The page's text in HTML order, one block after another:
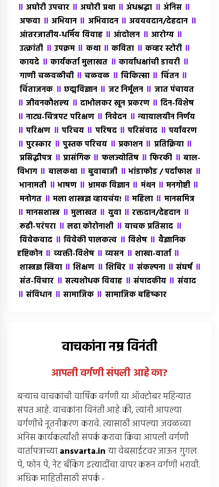
॥ अघोरी उपचार ॥ अघोरी प्रथा ॥ अंधश्रद्धा ॥ अंंनिस ॥
अफवा ॥ अभियान ॥ अभिवादन ॥ अवयवदान/देहदान ॥
आंतरजातीय-धर्मिय विवाह ॥ आंदोलन ॥ आरोग्य ॥
उत्क्रांती ॥ उपक्रम ॥ कथा ॥कविता ॥ कव्हर स्टोरी ॥
कायदे ॥ कार्यकर्ता मुलाखत ॥ कार्याधक्षांची डायरी ॥
गाणी चळवळीची ॥चळवळ ॥ चिकित्सा ॥ चिंतन ॥
चिंताजनक ॥ छद्मविज्ञान ॥ जट निर्मूलन ॥ जात पंचायत
॥जीवनकौशल्य ॥ दाभोलकर खून प्रकरण ॥दिन-विशेष
॥नाट्य-चित्रपट परिक्षण ॥निवेदन ॥ न्यायालयीन निर्णय
॥परिक्षण ॥ परिचय ॥ परिषद ॥परिसंवाद ॥ पर्यावरण
॥पुरस्कार ॥ पुस्तक परिचय ॥ प्रकाशन ॥ प्रतिक्रिया ॥
प्रसिद्धीपत्र ॥ प्रासंगिक ॥ फलज्योतिष ॥फिरकी ॥ बाल-
विभाग ॥ बालकथा ॥बुवाबाजी ॥भांडाफोड / पर्दाफाश ॥
भानामती ॥भाषण ॥ भ्रामक विज्ञान ॥ मंथन ॥मनगोष्टी ॥
मनोगत ॥ मला शास्त्रज्ञ व्हायचंय! ॥महिला ॥ मानसमित्र
॥मानसशास्त्र ॥ मुलाखत ॥ युवा ॥रक्तदान/देहदान ॥
रूढी-परंपरा ॥ लढा कोरोनाशी ॥ वाचक प्रतिसाद ॥
विवेकवाद ॥ विवेकी पालकत्व ॥ विशेष ॥ वैज्ञानिक
दृष्टिकोन ॥ व्यक्ती-विशेष ॥व्यसन ॥ शाखा-वार्ता ॥
शास्त्रज्ञ स्त्रिया ॥शिक्षण ॥ शिबिर ॥ संकल्पना ॥संघर्ष ॥
संत-विचार ॥ सत्यशोधक विवाह ॥ संपादकीय ॥ संवाद
॥संविधान ॥ सामाजिक ॥ सामाजिक बहिष्कार
वाचकांना नम्र विनंती
आपली वर्गणी संपली आहेका?
बर्‍याच वाचकांची वार्षिक वर्गणी या ऑक्टोबर महिन्यात
संपत आहे. वाचकांना विनंती आहे की, त्यांनी आपल्या
वर्गणीचे नूतनीकरण करावे. त्यासाठी आपल्या जवळच्या
अंनिस कार्यकर्त्यांशी संपर्क करावा किंवा आपली वर्गणी
वार्तापत्राच्याansvarta.in या वेबसाईटवर जाऊन गुगल
पे, फोन पे, नेट बँकिंग इत्यादींचा वापर करून वर्गणी भरावी.
अधिक माहितीसाठी संपर्क -